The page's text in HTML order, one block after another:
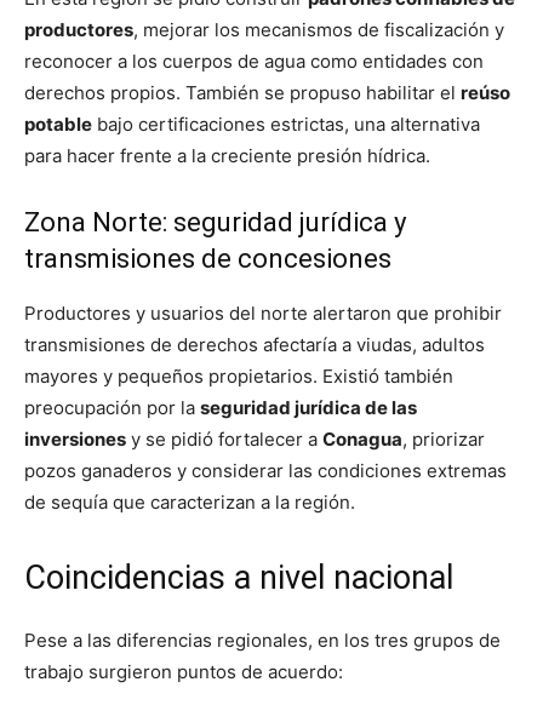
productores, mejorar los mecanismos de fiscalización y
reconocer a los cuerpos de agua como entidades con
derechos propios. También se propuso habilitar el reúso
potable bajo certificaciones estrictas, una alternativa
para hacer frente a la creciente presión hídrica.
Zona Norte: seguridad jurídica y
transmisiones de concesiones
Productores y usuarios del norte alertaron que prohibir
transmisiones de derechos afectaría a viudas, adultos
mayores y pequeños propietarios. Existió también
preocupación por la seguridad jurídica de las
inversiones y se pidió fortalecer a Conagua, priorizar
pozos ganaderos y considerar las condiciones extremas
de sequía que caracterizan a la región.
Coincidencias a nivel nacional
Pese a las diferencias regionales, en los tres grupos de
trabajo surgieron puntos de acuerdo: